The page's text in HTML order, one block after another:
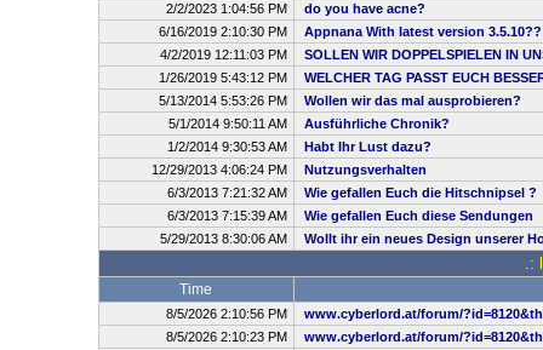
2/2/2023 1:04:56 PM
do you have acne?
6/16/2019 2:10:30 PM
Appnana With latest version 3.5.10??
4/2/2019 12:11:03 PM
SOLLEN WIR DOPPELSPIELEN IN
1/26/2019 5:43:12 PM
WELCHER TAG PASST EUCH
5/13/2014 5:53:26 PM
Wollen wir das mal ausprobieren?
5/1/2014 9:50:11 AM
Ausführliche Chronik?
1/2/2014 9:30:53 AM
Habt Ihr Lust dazu?
12/29/2013 4:06:24 PM
Nutzungsverhalten
6/3/2013 7:21:32 AM
Wie gefallen Euch die Hitschnipsel ?
6/3/2013 7:15:39 AM
Wie gefallen Euch diese Sendungen
5/29/2013 8:30:06 AM
Wollt ihr ein neues Design unserer
.:
Time
8/5/2026 2:10:56 PM
www.cyberlord.at/forum/
8/5/2026 2:10:23 PM
www.cyberlord.at/forum/